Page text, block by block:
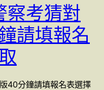
察考猜對
請填報名
40分鐘請填報名表選擇